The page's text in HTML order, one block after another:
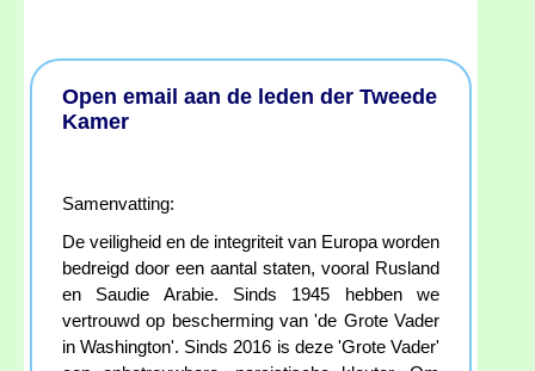
Open email aan de leden der Tweede
Kamer
Samenvatting:
De veiligheid en de integriteit van Europa worden
bedreigd door een aantal staten, vooral Rusland
en Saudie Arabie. Sinds 1945 hebben we
vertrouwd op bescherming van 'de Grote Vader
in Washington'. Sinds 2016 is deze 'Grote Vader'